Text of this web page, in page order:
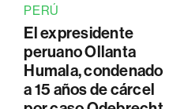
PERÚ
El expresidente
peruano Ollanta
Humala, condenado
a 15 años de cárcel